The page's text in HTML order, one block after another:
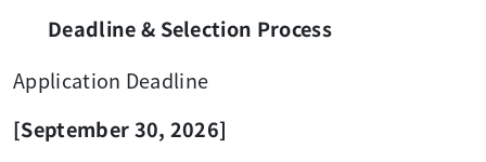
Deadline & Selection Process
Application Deadline
[September 30, 2026]